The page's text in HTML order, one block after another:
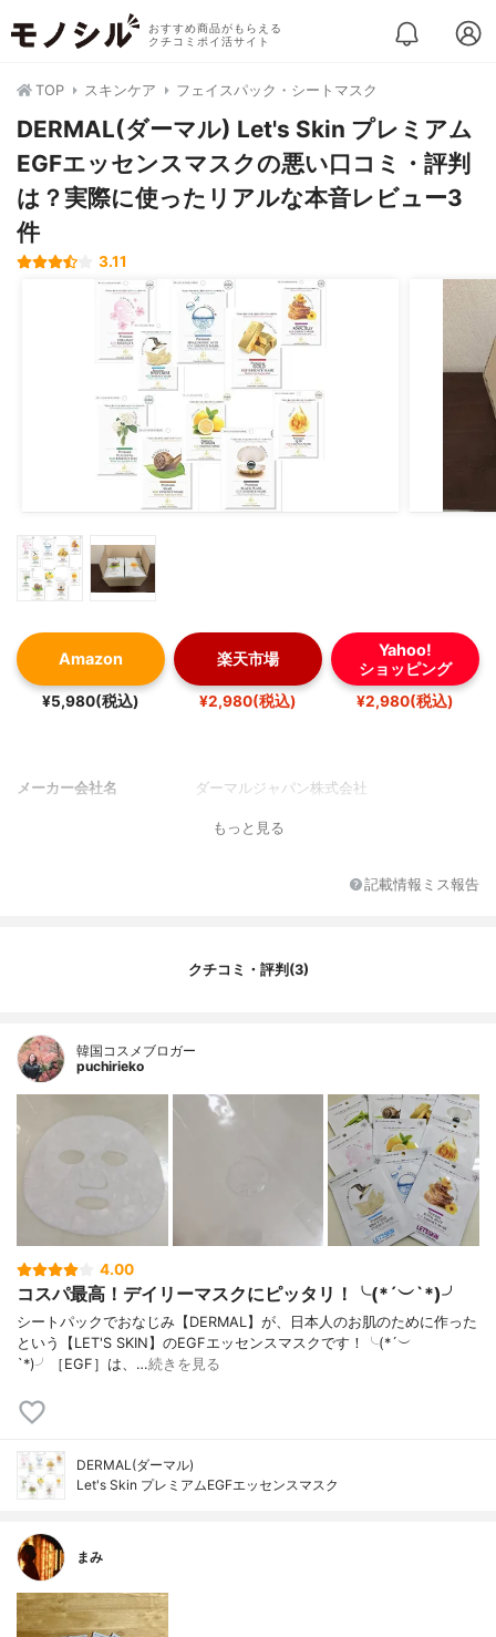
おすすめ商品がもらえる
クチコミポイ活サイト
TOP スキンケア フェイスパック・シートマスク
DERMAL(ダーマル) Let's Skin プレミアム
EGFエッセンスマスクの悪い口コミ・評判
は？実際に使ったリアルな本音レビュー3
件
3.11
Amazon
¥5,980(税込)
楽天市場
¥2,980(税込)
Yahoo!
ショッピング
¥2,980(税込)
メーカー会社名 ダーマルジャパン株式会社
もっと見る
記載情報ミス報告
クチコミ・評判(3)
韓国コスメブロガー
puchirieko
4.00
コスパ最高！デイリーマスクにピッタリ！╰(*´︶`*)╯
シートパックでおなじみ【DERMAL】が、日本人のお肌のために作った
という【LET'S SKIN】のEGFエッセンスマスクです！╰(*´︶
`*)╯［EGF］は、…続きを見る
DERMAL(ダーマル)
Let's Skin プレミアムEGFエッセンスマスク
まみ